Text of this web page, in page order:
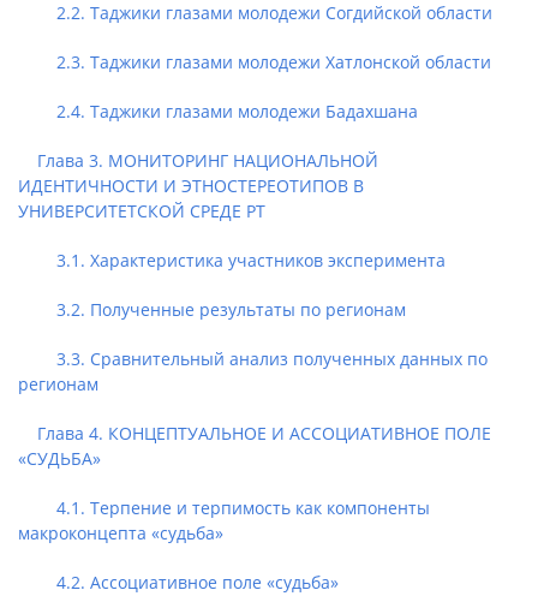
2.2. Таджики глазами молодежи Согдийской области
2.3. Таджики глазами молодежи Хатлонской области
2.4. Таджики глазами молодежи Бадахшана
Глава 3. МОНИТОРИНГ НАЦИОНАЛЬНОЙ
ИДЕНТИЧНОСТИ И ЭТНОСТЕРЕОТИПОВ В
УНИВЕРСИТЕТСКОЙ СРЕДЕ РТ
3.1. Характеристика участников эксперимента
3.2. Полученные результаты по регионам
3.3. Сравнительный анализ полученных данных по
регионам
Глава 4. КОНЦЕПТУАЛЬНОЕ И АССОЦИАТИВНОЕ ПОЛЕ
«СУДЬБА»
4.1. Терпение и терпимость как компоненты
макроконцепта «судьба»
4.2. Ассоциативное поле «судьба»